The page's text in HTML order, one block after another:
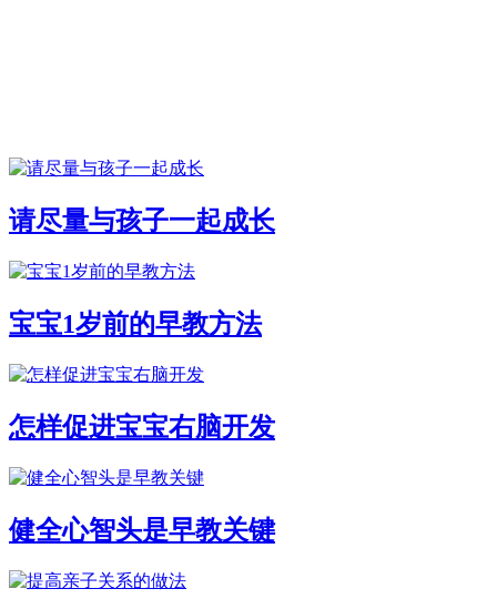
请尽量与孩子一起成长
宝宝1岁前的早教方法
怎样促进宝宝右脑开发
健全心智头是早教关键